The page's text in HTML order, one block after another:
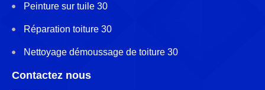
Peinture sur tuile 30
Réparation toiture 30
Nettoyage démoussage de toiture 30
Contactez nous